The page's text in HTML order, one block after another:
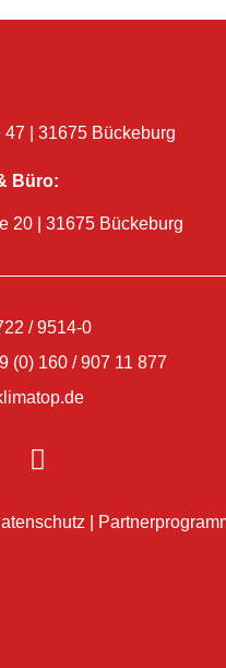
47 | 31675 Bückeburg
Büro:
20 | 31675 Bückeburg
/ 9514-0
(0) 160 / 907 11 877